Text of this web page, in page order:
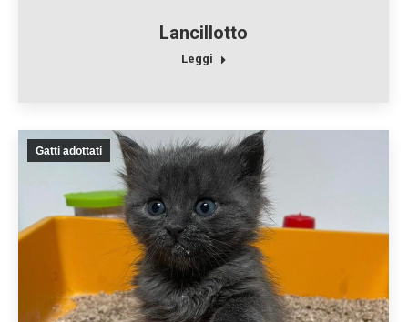
Lancillotto
Leggi
Gatti adottati